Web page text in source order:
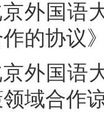
京外国
的协议
京外国
域合作